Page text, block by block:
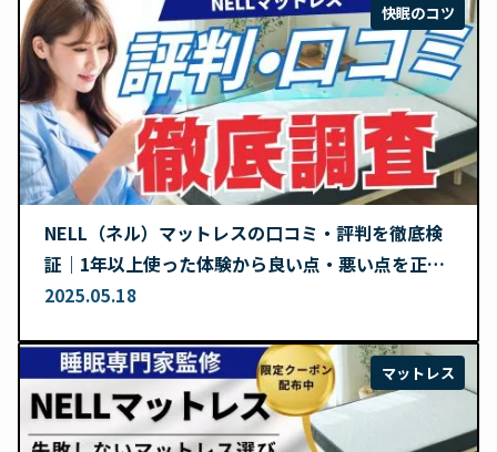
快眠のコツ
NELL（ネル）マットレスの口コミ・評判を徹底検
証｜1年以上使った体験から良い点・悪い点を正直
レビュー
2025.05.18
マットレス